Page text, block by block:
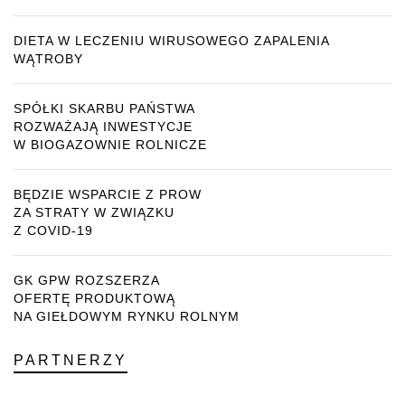
DIETA W LECZENIU WIRUSOWEGO ZAPALENIA
WĄTROBY
SPÓŁKI SKARBU PAŃSTWA
ROZWAŻAJĄ INWESTYCJE
W BIOGAZOWNIE ROLNICZE
BĘDZIE WSPARCIE Z PROW
ZA STRATY W ZWIĄZKU
Z COVID-19
GK GPW ROZSZERZA
OFERTĘ PRODUKTOWĄ
NA GIEŁDOWYM RYNKU ROLNYM
PARTNERZY